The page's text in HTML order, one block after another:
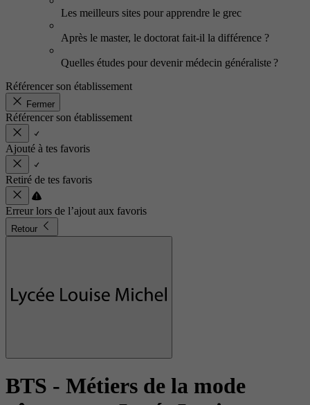
Les meilleurs sites pour apprendre le grec
Après le master, le doctorat fait-il la différence ?
Quelles études pour devenir médecin généraliste ?
Référencer son établissement
Fermer
Référencer son établissement
Ajouté à tes favoris
Retiré de tes favoris
Erreur lors de l’ajout aux favoris
Retour
BTS - Métiers de la mode